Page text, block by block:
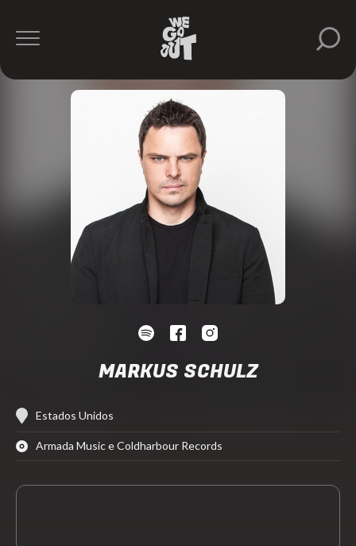
MARKUS SCHULZ
Estados Unidos
Armada Music e Coldharbour Records